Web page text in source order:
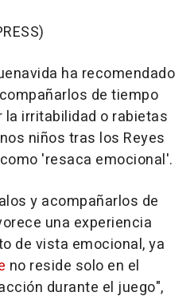
ha recomendado
de tiempo
irritabilidad o rabietas
niños tras los Reyes
'resaca emocional'.
y acompañarlos de
una experiencia
de vista emocional, ya
no reside solo en el
durante el juego",